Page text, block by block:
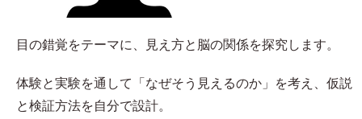
目の錯覚をテーマに、見え方と脳の関係を探究します。
体験と実験を通して「なぜそう見えるのか」を考え、仮説
と検証方法を自分で設計。